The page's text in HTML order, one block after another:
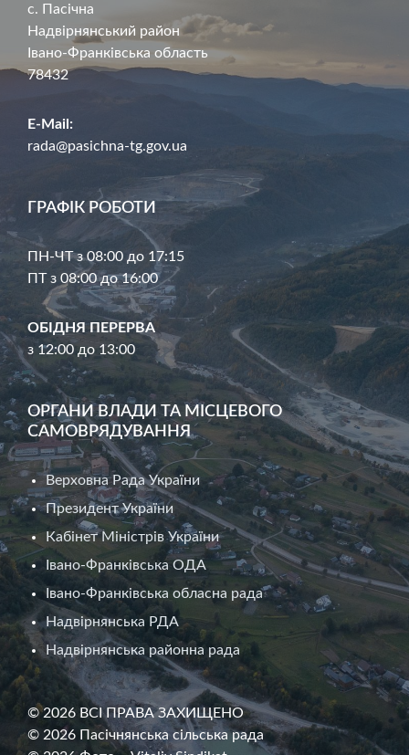
с. Пасічна
Надвірнянський район
Івано-Франківська область
78432
E-Mail:
rada@pasichna-tg.gov.ua
ГРАФІК РОБОТИ
ПН-ЧТ з 08:00 до 17:15
ПТ з 08:00 до 16:00
ОБІДНЯ ПЕРЕРВА
з 12:00 до 13:00
ОРГАНИ ВЛАДИ ТА МІСЦЕВОГО
САМОВРЯДУВАННЯ
Верховна Рада України
Президент України
Кабінет Міністрів України
Івано-Франківська ОДА
Івано-Франківська обласна рада
Надвірнянська РДА
Надвірнянська районна рада
© 2026 ВСІ ПРАВА ЗАХИЩЕНО
© 2026 Пасічнянська сільська рада